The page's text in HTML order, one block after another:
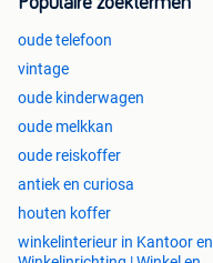
oude telefoon
vintage
oude kinderwagen
oude melkkan
oude reiskoffer
antiek en curiosa
houten koffer
winkelinterieur in Kantoor en